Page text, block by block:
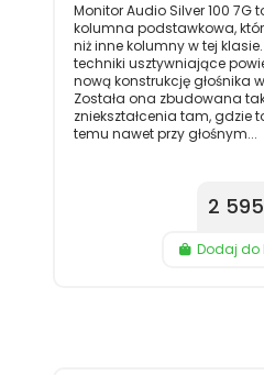
Monitor Audio Silver 100 7G
kolumna podstawkowa,
niż inne kolumny w tej
techniki usztywniające
nową konstrukcję głośnika
Została ona zbudowana
zniekształcenia tam, gdzie
temu nawet przy głośnym...
2 595
Dodaj do